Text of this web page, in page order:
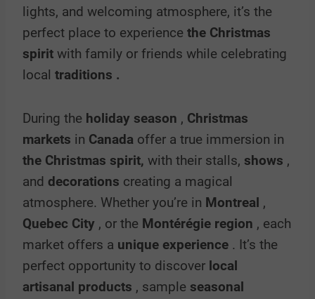
lights, and welcoming atmosphere, it’s the
perfect place to experience the Christmas
spirit with family or friends while celebrating
local traditions .
During the holiday season , Christmas
markets in Canada offer a true immersion in
the Christmas spirit, with their stalls, shows ,
and decorations creating a magical
atmosphere. Whether you’re in Montreal ,
Quebec City , or the Montérégie region , each
market offers a unique experience . It’s the
perfect opportunity to discover local
artisanal products , sample seasonal